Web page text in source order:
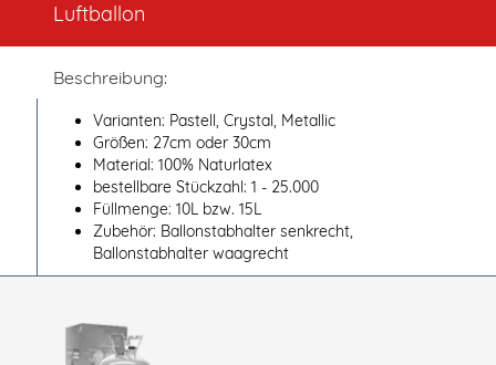
Luftballon
Beschreibung:
Varianten: Pastell, Crystal, Metallic
Größen: 27cm oder 30cm
Material: 100% Naturlatex
bestellbare Stückzahl: 1 - 25.000
Füllmenge: 10L bzw. 15L
Zubehör: Ballonstabhalter senkrecht,
Ballonstabhalter waagrecht